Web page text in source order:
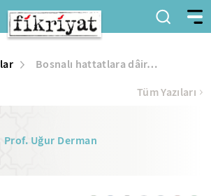
Bosnalı hattatlara dâir…
Prof. Uğur Derman
Tüm Yazıları